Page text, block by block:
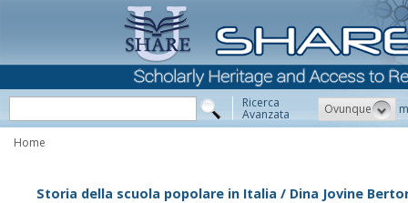
Ricerca
Avanzata Ovunque
Home
Storia della scuola popolare in Italia / Dina Jovine